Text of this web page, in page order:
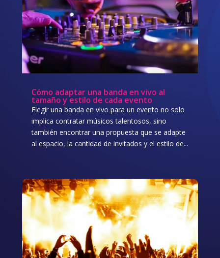
Cómo adaptar una banda en vivo al
tamaño y estilo de cada evento
Elegir una banda en vivo para un evento no solo
implica contratar músicos talentosos, sino
también encontrar una propuesta que se adapte
al espacio, la cantidad de invitados y el estilo de...